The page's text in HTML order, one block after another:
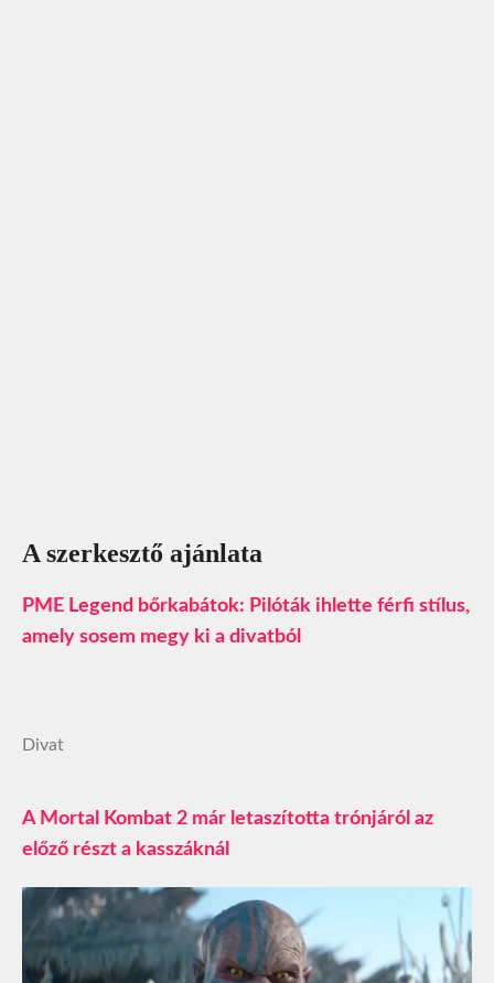
A szerkesztő ajánlata
PME Legend bőrkabátok: Pilóták ihlette férfi stílus,
amely sosem megy ki a divatból
Divat
A Mortal Kombat 2 már letaszította trónjáról az
előző részt a kasszáknál